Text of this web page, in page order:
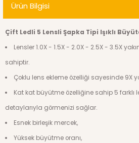
Ürün Bilgisi
Çift Ledli 5 Lensli Şapka Tipi Işıklı
Lensler 1.0X - 1.5X - 2.0X - 2.5X - 3.5X
sahiptir.
Çoklu lens ekleme özelliği sayesinde 9X
Kat kat büyütme özelliğine sahip 5 farklı
detaylarıyla görmenizi sağlar.
Esnek birleşik mercek,
Yüksek büyütme oranı,